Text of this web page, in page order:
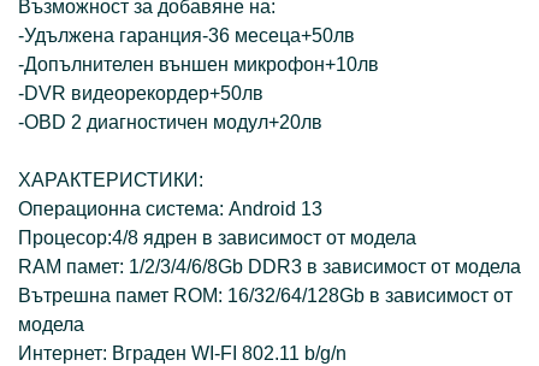
Възможност за добавяне на:
-Удължена гаранция-36 месеца+50лв
-Допълнителен външен микрофон+10лв
-DVR видеорекордер+50лв
-OBD 2 диагностичен модул+20лв
ХАРАКТЕРИСТИКИ:
Операционна система: Android 13
Процесор:4/8 ядрен в зависимост от модела
RAM памет: 1/2/3/4/6/8Gb DDR3 в зависимост от модела
Вътрешна памет ROM: 16/32/64/128Gb в зависимост от
модела
Интернет: Вграден WI-FI 802.11 b/g/n